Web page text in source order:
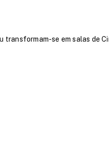
transformam-se em salas de